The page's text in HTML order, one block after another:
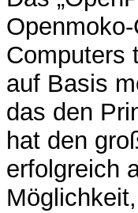
Computers
auf Basis
das den
hat den
erfolgreich